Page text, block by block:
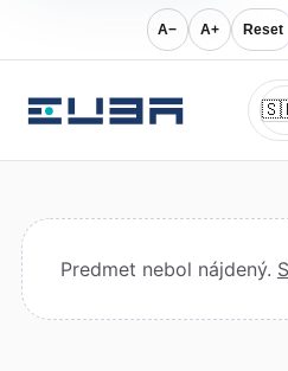
A− A+ Reset
Predmet nebol nájdený.